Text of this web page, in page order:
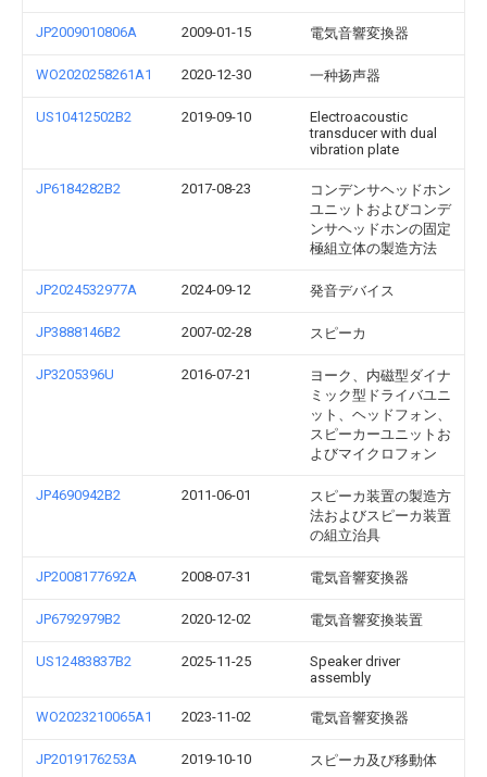
JP2009010806A 2009-01-15 電気音響変換器
WO2020258261A1 2020-12-30 一种扬声器
US10412502B2 2019-09-10
Electroacoustic
transducer with dual
vibration plate
JP6184282B2 2017-08-23
コンデンサヘッドホン
ユニットおよびコンデ
ンサヘッドホンの固定
極組立体の製造方法
JP2024532977A 2024-09-12 発音デバイス
JP3888146B2 2007-02-28 スピーカ
JP3205396U 2016-07-21
ヨーク、内磁型ダイナ
ミック型ドライバユニ
ット、ヘッドフォン、
スピーカーユニットお
よびマイクロフォン
JP4690942B2 2011-06-01
スピーカ装置の製造方
法およびスピーカ装置
の組立治具
JP2008177692A 2008-07-31 電気音響変換器
JP6792979B2 2020-12-02 電気音響変換装置
US12483837B2 2025-11-25
Speaker driver
assembly
WO2023210065A1 2023-11-02 電気音響変換器
JP2019176253A 2019-10-10 スピーカ及び移動体